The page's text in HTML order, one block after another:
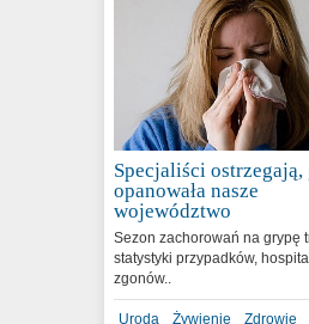
Specjaliści ostrzegają,
opanowała nasze
województwo
Sezon zachorowań na grypę
statystyki przypadków,
zgonów..
Uroda Żywienie Zdrowie